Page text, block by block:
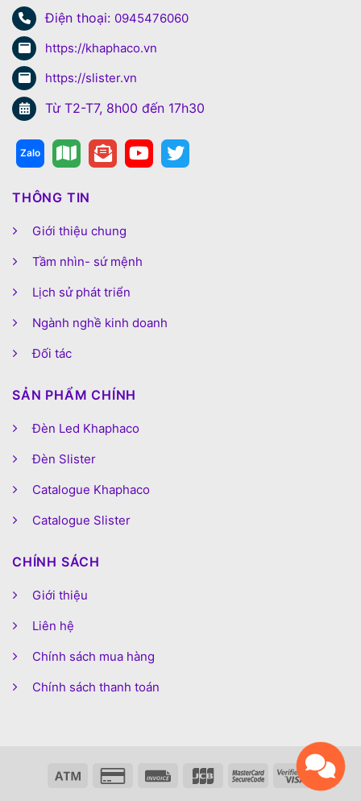
Điện thoại: 0945476060
https://khaphaco.vn
https://slister.vn
Từ T2-T7, 8h00 đến 17h30
THÔNG TIN
Giới thiệu chung
Tầm nhìn- sứ mệnh
Lịch sử phát triển
Ngành nghề kinh doanh
Đối tác
SẢN PHẨM CHÍNH
Đèn Led Khaphaco
Đèn Slister
Catalogue Khaphaco
Catalogue Slister
CHÍNH SÁCH
Giới thiệu
Liên hệ
Chính sách mua hàng
Chính sách thanh toán